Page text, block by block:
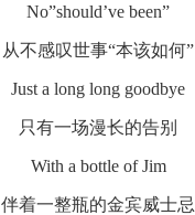
No”should’ve been”
从不感叹世事“本该如何”
Just a long long goodbye
只有一场漫长的告别
With a bottle of Jim
伴着一整瓶的金宾威士忌